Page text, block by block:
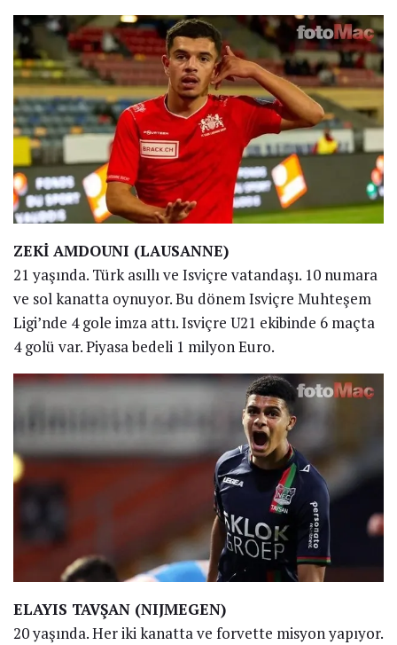
ZEKİ AMDOUNI (LAUSANNE)
21 yaşında. Türk asıllı ve Isviçre vatandaşı. 10 numara
ve sol kanatta oynuyor. Bu dönem Isviçre Muhteşem
Ligi’nde 4 gole imza attı. Isviçre U21 ekibinde 6 maçta
4 golü var. Piyasa bedeli 1 milyon Euro.
ELAYIS TAVŞAN (NIJMEGEN)
20 yaşında. Her iki kanatta ve forvette misyon yapıyor.